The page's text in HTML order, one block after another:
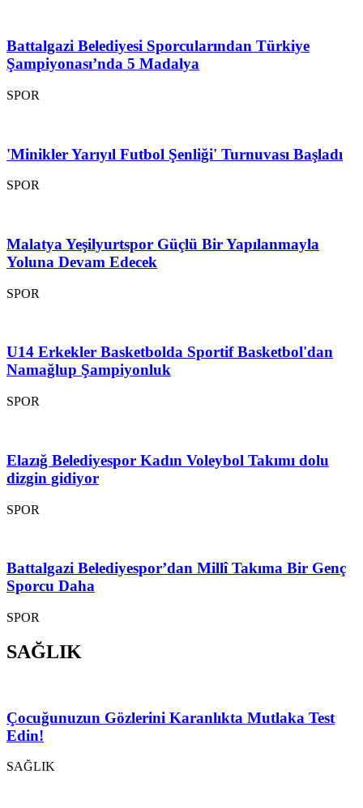
Battalgazi Belediyesi Sporcularından Türkiye
Şampiyonası’nda 5 Madalya
SPOR
'Minikler Yarıyıl Futbol Şenliği' Turnuvası Başladı
SPOR
Malatya Yeşilyurtspor Güçlü Bir Yapılanmayla
Yoluna Devam Edecek
SPOR
U14 Erkekler Basketbolda Sportif Basketbol'dan
Namağlup Şampiyonluk
SPOR
Elazığ Belediyespor Kadın Voleybol Takımı dolu
dizgin gidiyor
SPOR
Battalgazi Belediyespor’dan Millî Takıma Bir Genç
Sporcu Daha
SPOR
SAĞLIK
Çocuğunuzun Gözlerini Karanlıkta Mutlaka Test
Edin!
SAĞLIK